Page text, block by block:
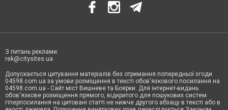
З питань реклами:
rek@citysites.ua
Допускається цитування матеріалів без отримання попередньої згоди
04598.com.ua за умови розміщення в тексті обов'язкового посилання на
04598.com.ua - Сайт міст Вишневе та Боярки. Для інтернет-видань
обов'язкове розміщення прямого, відкритого для пошукових систем
гіперпосилання на цитовані статті не нижче другого абзацу в тексті або в